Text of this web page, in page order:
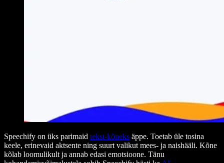
Speechify on üks parimaid tekst-kõneks äppe. Toetab üle tosina
keele, erinevaid aktsente ning suurt valikut mees- ja naishääli. Kõne
kõlab loomulikult ja annab edasi emotsioone. Tänu